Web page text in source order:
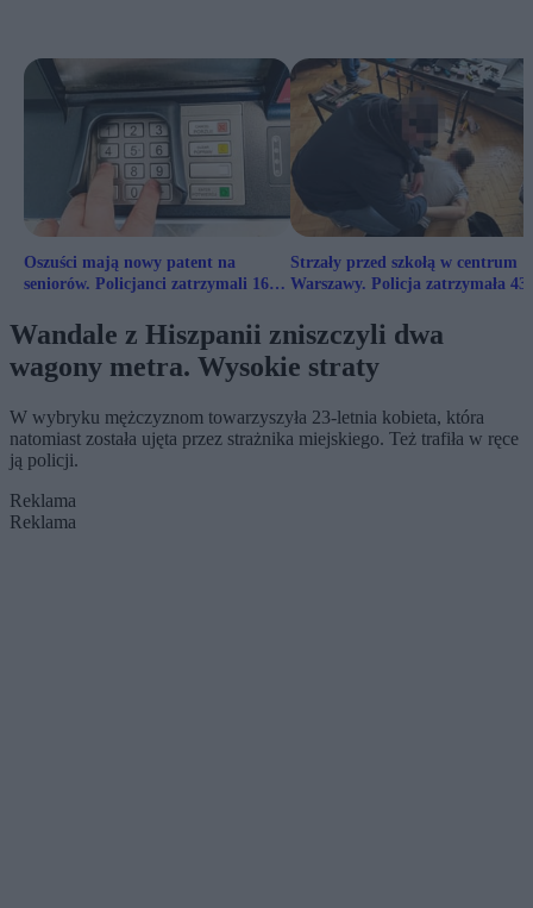
Oszuści mają nowy patent na
seniorów. Policjanci zatrzymali 16-
Strzały przed szkołą w centrum
Warszawy. Policja zatrzymała 43-
Wandale z Hiszpanii zniszczyli dwa
wagony metra. Wysokie straty
W wybryku mężczyznom towarzyszyła 23-letnia kobieta, która
natomiast została ujęta przez strażnika miejskiego. Też trafiła w ręce
ją policji.
Reklama
Reklama